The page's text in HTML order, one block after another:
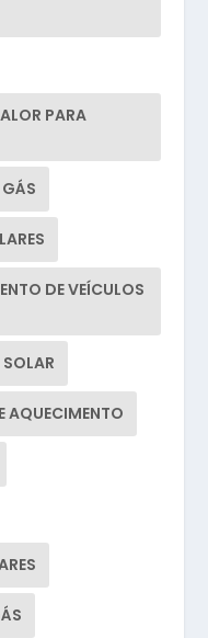
PARA
DE VEÍCULOS
AQUECIMENTO